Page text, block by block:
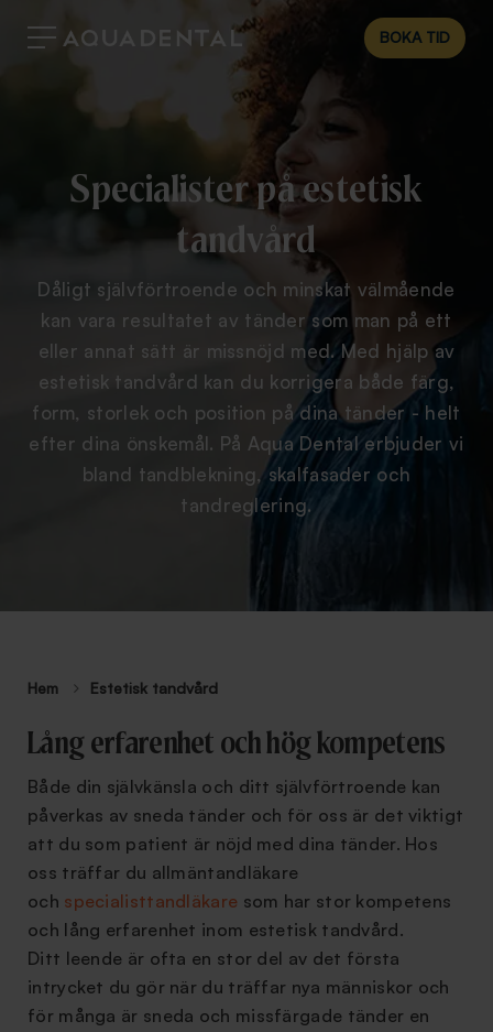
BOKA TID
Specialister på estetisk
tandvård
Dåligt självförtroende och minskat välmående
kan vara resultatet av tänder som man på ett
eller annat sätt är missnöjd med. Med hjälp av
estetisk tandvård kan du korrigera både färg,
form, storlek och position på dina tänder - helt
efter dina önskemål. På Aqua Dental erbjuder vi
bland tandblekning, skalfasader och
tandreglering.
Hem Estetisk tandvård
Lång erfarenhet och hög kompetens
Både din självkänsla och ditt självförtroende kan
påverkas av sneda tänder och för oss är det viktigt
att du som patient är nöjd med dina tänder. Hos
oss träffar du allmäntandläkare
och specialisttandläkare som har stor kompetens
och lång erfarenhet inom estetisk tandvård.
Ditt leende är ofta en stor del av det första
intrycket du gör när du träffar nya människor och
för många är sneda och missfärgade tänder en